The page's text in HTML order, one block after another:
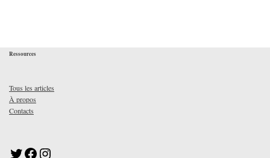
Ressources
Tous les articles
À propos
Contacts